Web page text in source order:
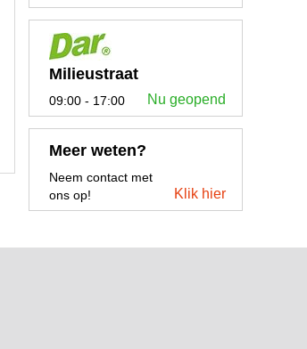
Milieustraat
09:00 - 17:00 Nu geopend
Meer weten?
Neem contact met
ons op!
Klik hier